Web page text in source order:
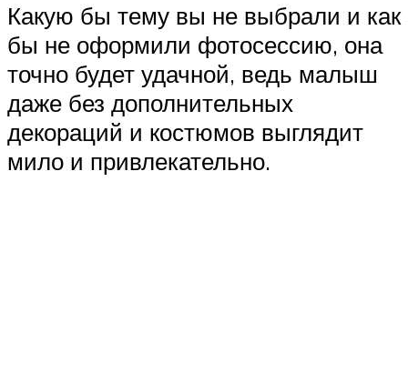
Какую бы тему вы не выбрали и как
бы не оформили фотосессию, она
точно будет удачной, ведь малыш
даже без дополнительных
декораций и костюмов выглядит
мило и привлекательно.